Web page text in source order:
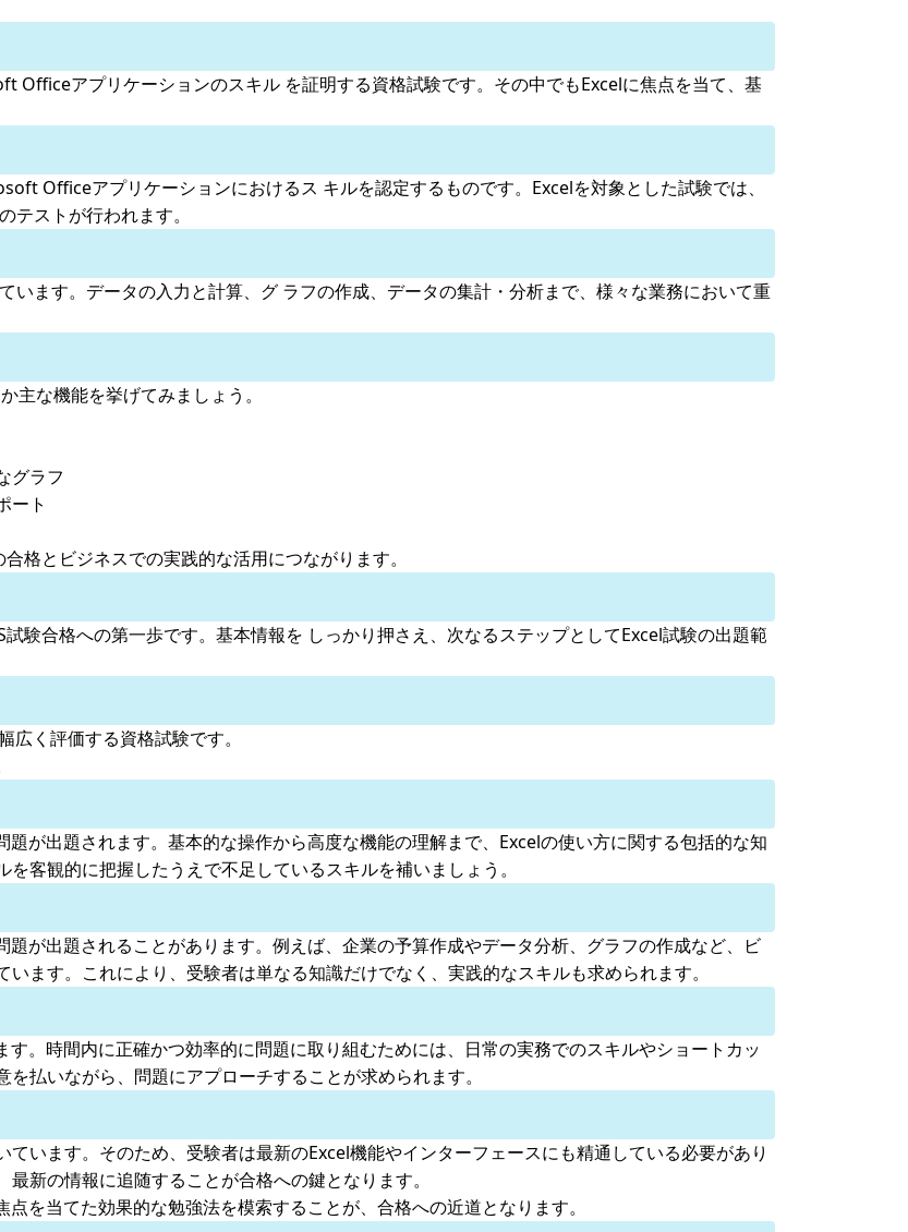
アプリケーションのスキル を証明する資格試験です。その中でもExcelに焦点を当て、基
Officeアプリケーションにおけるス キルを認定するものです。Excelを対象とした試験では、
ストが行われます。
ます。データの入力と計算、グ ラフの作成、データの集計・分析まで、様々な業務において重
主な機能を挙げてみましょう。
グラフ
ート
格とビジネスでの実践的な活用につながります。
験合格への第一歩です。基本情報を しっかり押さえ、次なるステップとしてExcel試験の出題範
く評価する資格試験です。
が出題されます。基本的な操作から高度な機能の理解まで、Excelの使い方に関する包括的な知
客観的に把握したうえで不足しているスキルを補いましょう。
が出題されることがあります。例えば、企業の予算作成やデータ分析、グラフの作成など、ビ
ます。これにより、受験者は単なる知識だけでなく、実践的なスキルも求められます。
。時間内に正確かつ効率的に問題に取り組むためには、日常の実務でのスキルやショートカッ
払いながら、問題にアプローチすることが求められます。
います。そのため、受験者は最新のExcel機能やインターフェースにも精通している必要があり
新の情報に追随することが合格への鍵となります。
を当てた効果的な勉強法を模索することが、合格への近道となります。